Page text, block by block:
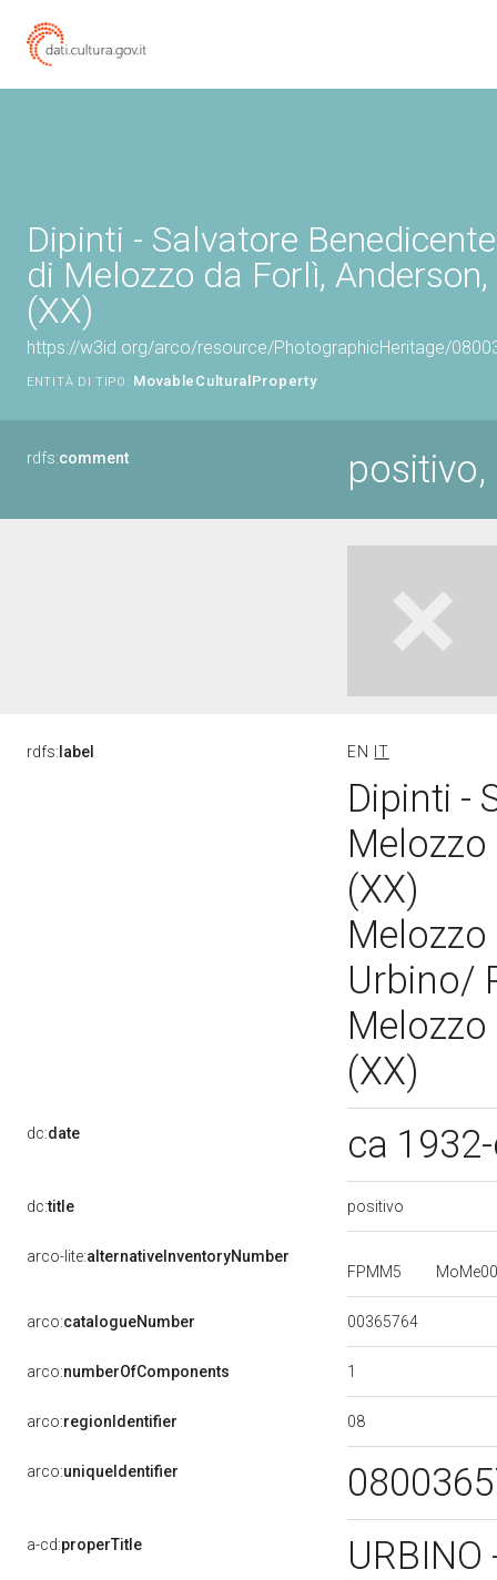
Dipinti - Salvatore
di Melozzo da Forlì,
(XX)
https://w3id.org/arco/resource/PhotographicHeritage/
ENTITÀ DI TIPO: MovableCulturalProperty
rdfs:comment positivo,
rdfs: label EN IT
Dipinti -
(XX)
Urbino/
(XX)
dc:date ca
dc:title positivo
arco-lite:alternativeInventoryNumber
FPMM5
arco:catalogueNumber 00365764
arco:numberOfComponents 1
arco:regionIdentifier 08
arco:uniqueIdentifier
a-cd:properTitle